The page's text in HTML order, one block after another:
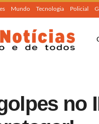
Mundo Tecnologia Policial
no